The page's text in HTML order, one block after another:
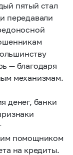
пятый стал
передавали
— благодаря
механизмам.
денег, банки
помощником
на кредиты.